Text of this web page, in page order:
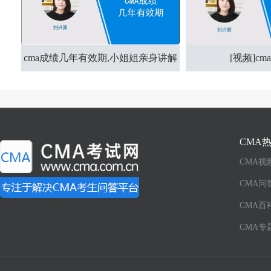
cma成绩几年有效期,小姐姐亲身讲解 [视频
CMA
CMA视
CMA问
CMA百
CMA专